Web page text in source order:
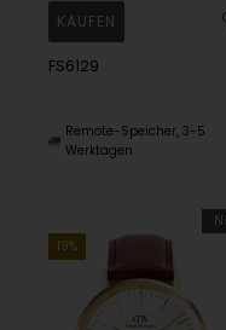
FS6129
Remote-Speicher, 3-5
Werktagen
19%